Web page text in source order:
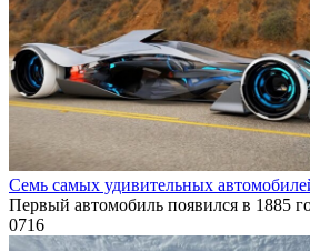
Семь самых удивительных
Первый автомобиль появился в 1885
0716